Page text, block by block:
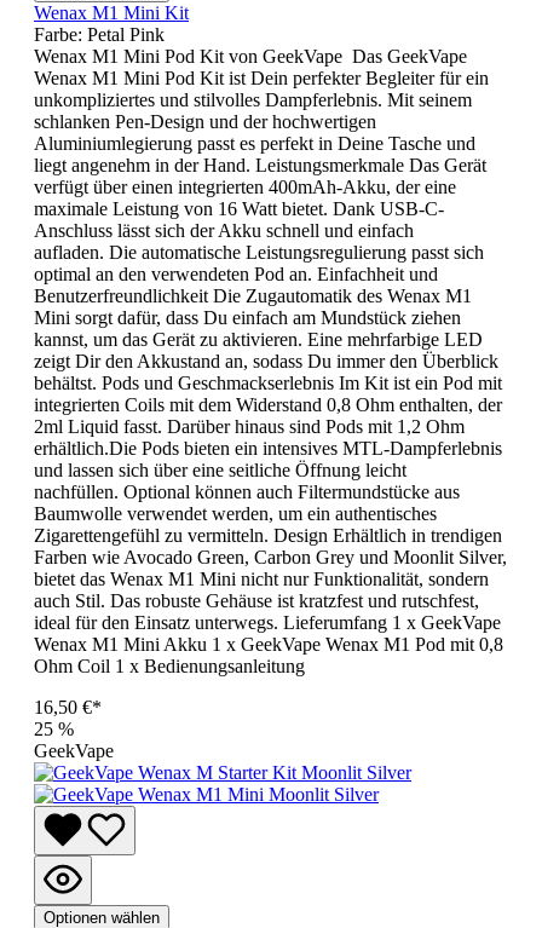
Wenax M1 Mini Kit
Farbe: Petal Pink
Wenax M1 Mini Pod Kit von GeekVape Das GeekVape
Wenax M1 Mini Pod Kit ist Dein perfekter Begleiter für ein
unkompliziertes und stilvolles Dampferlebnis. Mit seinem
schlanken Pen-Design und der hochwertigen
Aluminiumlegierung passt es perfekt in Deine Tasche und
liegt angenehm in der Hand. Leistungsmerkmale Das Gerät
verfügt über einen integrierten 400mAh-Akku, der eine
maximale Leistung von 16 Watt bietet. Dank USB-C-
Anschluss lässt sich der Akku schnell und einfach
aufladen. Die automatische Leistungsregulierung passt sich
optimal an den verwendeten Pod an. Einfachheit und
Benutzerfreundlichkeit Die Zugautomatik des Wenax M1
Mini sorgt dafür, dass Du einfach am Mundstück ziehen
kannst, um das Gerät zu aktivieren. Eine mehrfarbige LED
zeigt Dir den Akkustand an, sodass Du immer den Überblick
behältst. Pods und Geschmackserlebnis Im Kit ist ein Pod mit
integrierten Coils mit dem Widerstand 0,8 Ohm enthalten, der
2ml Liquid fasst. Darüber hinaus sind Pods mit 1,2 Ohm
erhältlich.Die Pods bieten ein intensives MTL-Dampferlebnis
und lassen sich über eine seitliche Öffnung leicht
nachfüllen. Optional können auch Filtermundstücke aus
Baumwolle verwendet werden, um ein authentisches
Zigarettengefühl zu vermitteln. Design Erhältlich in trendigen
Farben wie Avocado Green, Carbon Grey und Moonlit Silver,
bietet das Wenax M1 Mini nicht nur Funktionalität, sondern
auch Stil. Das robuste Gehäuse ist kratzfest und rutschfest,
ideal für den Einsatz unterwegs. Lieferumfang 1 x GeekVape
Wenax M1 Mini Akku 1 x GeekVape Wenax M1 Pod mit 0,8
Ohm Coil 1 x Bedienungsanleitung
16,50 €*
25 %
GeekVape
Optionen wählen